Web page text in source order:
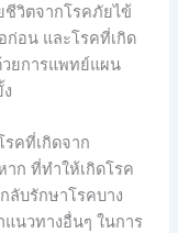
ชีวิตจากโรคภัยไข้
ก่อน และโรคที่เกิด
วยการแพทย์แผน
รคที่เกิดจาก
ก ที่ทำให้เกิดโรค
ลับรักษาโรคบาง
นวทางอื่นๆ ในการ